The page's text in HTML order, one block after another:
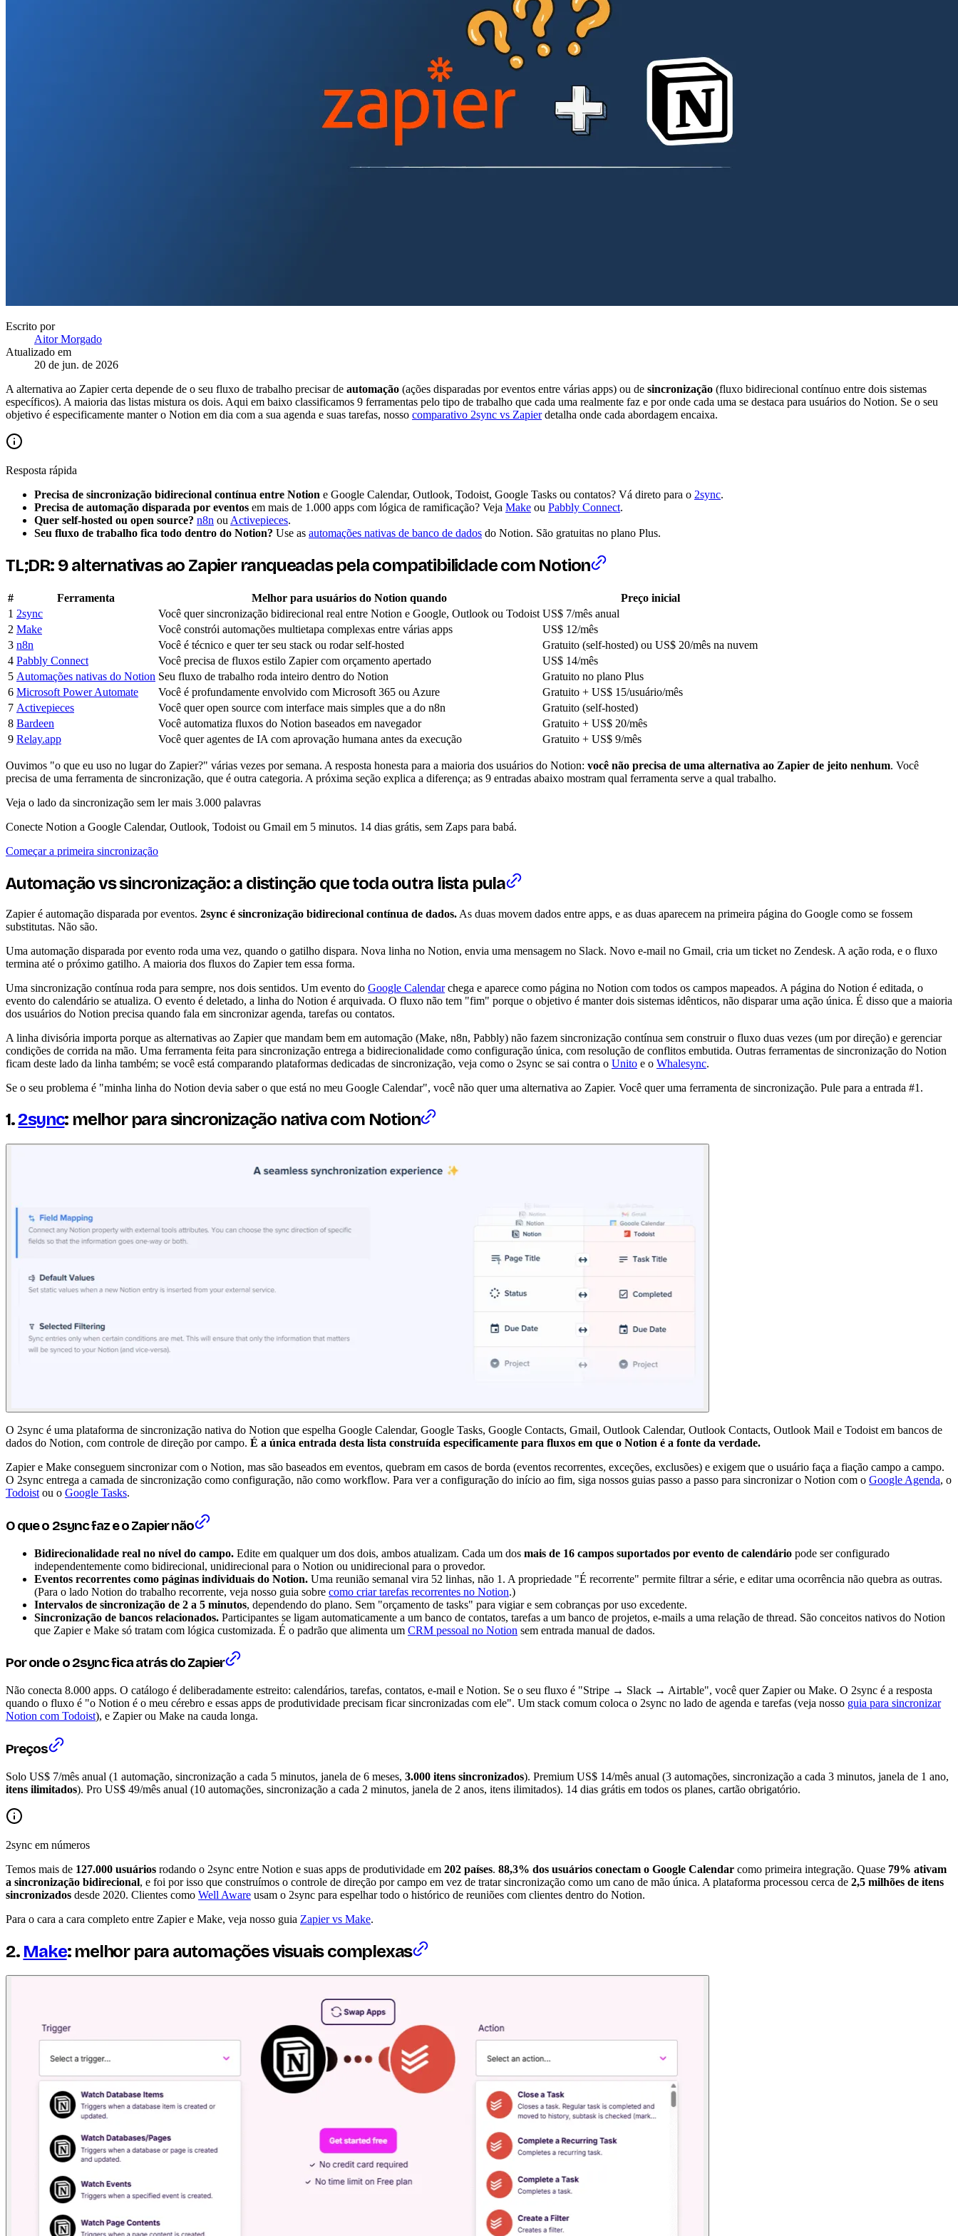
Escrito por
Aitor Morgado
Atualizado em
20 de jun. de 2026
A alternativa ao Zapier certa depende de o seu fluxo de trabalho precisar de automação (ações disparadas por eventos entre várias apps) ou de sincronização (fluxo bidirecional contínuo entre dois sistemas
específicos). A maioria das listas mistura os dois. Aqui em baixo classificamos 9 ferramentas pelo tipo de trabalho que cada uma realmente faz e por onde cada uma se destaca para usuários do Notion. Se o seu
objetivo é especificamente manter o Notion em dia com a sua agenda e suas tarefas, nosso comparativo 2sync vs Zapierdetalha onde cada abordagem encaixa.
Resposta rápida
Precisa de sincronização bidirecional contínua entre Notion e Google Calendar, Outlook, Todoist, Google Tasks ou contatos? Vá direto para o 2sync.
Precisa de automação disparada por eventos em mais de 1.000 apps com lógica de ramificação? Veja Make ou Pabbly Connect.
Quer self-hosted ou open source? n8n ou Activepieces.
Seu fluxo de trabalho fica todo dentro do Notion? Use as automações nativas de banco de dados do Notion. São gratuitas no plano Plus.
TL;DR: 9 alternativas ao Zapier ranqueadas pela compatibilidade com Notion
# Ferramenta Melhor para usuários do Notion quando
Preço inicial
1 2sync Você quer sincronização bidirecional real entre Notion e Google, Outlook ou Todoist US$ 7/mês anual
2 Make Você constrói automações multietapa complexas entre várias apps
US$ 12/mês
3 n8n Você é técnico e quer ter seu stack ou rodar self-hosted
Gratuito (self-hosted) ou US$ 20/mês na nuvem
4 Pabbly Connect Você precisa de fluxos estilo Zapier com orçamento apertado
US$ 14/mês
5 Automações nativas do Notion Seu fluxo de trabalho roda inteiro dentro do Notion
Gratuito no plano Plus
6 Microsoft Power Automate Você é profundamente envolvido com Microsoft 365 ou Azure
Gratuito + US$ 15/usuário/mês
7 Activepieces Você quer open source com interface mais simples que a do n8n
Gratuito (self-hosted)
8 Bardeen Você automatiza fluxos do Notion baseados em navegador
Gratuito + US$ 20/mês
9 Relay.app Você quer agentes de IA com aprovação humana antes da execução Gratuito + US$ 9/mês
Ouvimos "o que eu uso no lugar do Zapier?" várias vezes por semana. A resposta honesta para a maioria dos usuários do Notion: você não precisa de uma alternativa ao Zapier de jeito nenhum. Você
precisa de uma ferramenta de sincronização, que é outra categoria. A próxima seção explica a diferença; as 9 entradas abaixo mostram qual ferramenta serve a qual trabalho.
Veja o lado da sincronização sem ler mais 3.000 palavras
Conecte Notion a Google Calendar, Outlook, Todoist ou Gmail em 5 minutos. 14 dias grátis, sem Zaps para babá.
Começar a primeira sincronização
Automação vs sincronização: a distinção que toda outra lista pula
Zapier é automação disparada por eventos. 2sync é sincronização bidirecional contínua de dados. As duas movem dados entre apps, e as duas aparecem na primeira página do Google como se fossem
substitutas. Não são.
Uma automação disparada por evento roda uma vez, quando o gatilho dispara. Nova linha no Notion, envia uma mensagem no Slack. Novo e-mail no Gmail, cria um ticket no Zendesk. A ação roda, e o fluxo
termina até o próximo gatilho. A maioria dos fluxos do Zapier tem essa forma.
Uma sincronização contínua roda para sempre, nos dois sentidos. Um evento do Google Calendarchega e aparece como página no Notion com todos os campos mapeados. A página do Notion é editada, o
evento do calendário se atualiza. O evento é deletado, a linha do Notion é arquivada. O fluxo não tem "fim" porque o objetivo é manter dois sistemas idênticos, não disparar uma ação única. É disso que a maioria
dos usuários do Notion precisa quando fala em sincronizar agenda, tarefas ou contatos.
A linha divisória importa porque as alternativas ao Zapier que mandam bem em automação (Make, n8n, Pabbly) não fazem sincronização contínua sem construir o fluxo duas vezes (um por direção) e gerenciar
condições de corrida na mão. Uma ferramenta feita para sincronização entrega a bidirecionalidade como configuração única, com resolução de conflitos embutida. Outras ferramentas de sincronização do Notion
ficam deste lado da linha também; se você está comparando plataformas dedicadas de sincronização, veja como o 2sync se sai contra o Unito e o Whalesync.
Se o seu problema é "minha linha do Notion devia saber o que está no meu Google Calendar", você não quer uma alternativa ao Zapier. Você quer uma ferramenta de sincronização. Pule para a entrada #1.
1.2sync: melhor para sincronização nativa com Notion
O 2sync é uma plataforma de sincronização nativa do Notion que espelha Google Calendar, Google Tasks, Google Contacts, Gmail, Outlook Calendar, Outlook Contacts, Outlook Mail e Todoist em bancos de
dados do Notion, com controle de direção por campo. É a única entrada desta lista construída especificamente para fluxos em que o Notion é a fonte da verdade.
Zapier e Make conseguem sincronizar com o Notion, mas são baseados em eventos, quebram em casos de borda (eventos recorrentes, exceções, exclusões) e exigem que o usuário faça a fiação campo a campo.
O 2sync entrega a camada de sincronização como configuração, não como workflow. Para ver a configuração do início ao fim, siga nossos guias passo a passo para sincronizar o Notion com o Google Agenda, o
Todoist ou o Google Tasks.
O que o 2sync faz e o Zapier não
Bidirecionalidade real no nível do campo. Edite em qualquer um dos dois, ambos atualizam. Cada um dos mais de 16 campos suportados por evento de calendário pode ser configurado
independentemente como bidirecional, unidirecional para o Notion ou unidirecional para o provedor.
Eventos recorrentes como páginas individuais do Notion. Uma reunião semanal vira 52 linhas, não 1. A propriedade "É recorrente" permite filtrar a série, e editar uma ocorrência não quebra as outras.
(Para o lado Notion do trabalho recorrente, veja nosso guia sobre como criar tarefas recorrentes no Notion.)
Intervalos de sincronização de 2 a 5 minutos, dependendo do plano. Sem "orçamento de tasks" para vigiar e sem cobranças por uso excedente.
Sincronização de bancos relacionados. Participantes se ligam automaticamente a um banco de contatos, tarefas a um banco de projetos, e-mails a uma relação de thread. São conceitos nativos do Notion
que Zapier e Make só tratam com lógica customizada. É o padrão que alimenta um CRM pessoal no Notion sem entrada manual de dados.
Por onde o 2sync fica atrás do Zapier
Não conecta 8.000 apps. O catálogo é deliberadamente estreito: calendários, tarefas, contatos, e-mail e Notion. Se o seu fluxo é "Stripe → Slack → Airtable", você quer Zapier ou Make. O 2sync é a resposta
quando o fluxo é "o Notion é o meu cérebro e essas apps de produtividade precisam ficar sincronizadas com ele". Um stack comum coloca o 2sync no lado de agenda e tarefas (veja nosso guia para sincronizar
Notion com Todoist), e Zapier ou Make na cauda longa.
Preços
Solo US$ 7/mês anual (1 automação, sincronização a cada 5 minutos, janela de 6 meses, 3.000 itens sincronizados). Premium US$ 14/mês anual (3 automações, sincronização a cada 3 minutos, janela de 1 ano,
itens ilimitados). Pro US$ 49/mês anual (10 automações, sincronização a cada 2 minutos, janela de 2 anos, itens ilimitados). 14 dias grátis em todos os planes, cartão obrigatório.
2sync em números
Temos mais de 127.000 usuários rodando o 2sync entre Notion e suas apps de produtividade em 202 países. 88,3% dos usuários conectam o Google Calendar como primeira integração. Quase 79% ativam
a sincronização bidirecional, e foi por isso que construímos o controle de direção por campo em vez de tratar sincronização como um cano de mão única. A plataforma processou cerca de 2,5 milhões de itens
sincronizados desde 2020. Clientes como Well Aware usam o 2sync para espelhar todo o histórico de reuniões com clientes dentro do Notion.
Para o cara a cara completo entre Zapier e Make, veja nosso guia Zapier vs Make.
2. Make: melhor para automações visuais complexas